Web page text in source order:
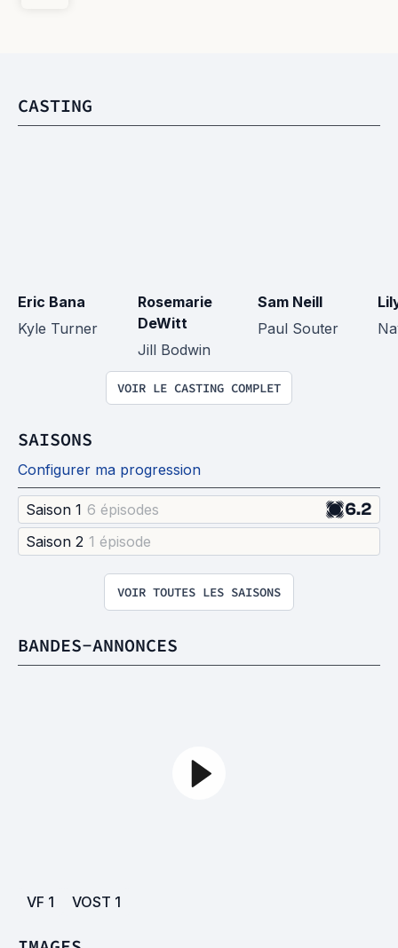
CASTING
Eric Bana
Kyle Turner
Rosemarie
DeWitt
Jill Bodwin
Sam Neill
Paul Souter
VOIR LE CASTING COMPLET
SAISONS
Configurer ma progression
Saison 1 6 épisodes 6.2
Saison 2 1 épisode
VOIR TOUTES LES SAISONS
BANDES-ANNONCES
VF 1 VOST 1